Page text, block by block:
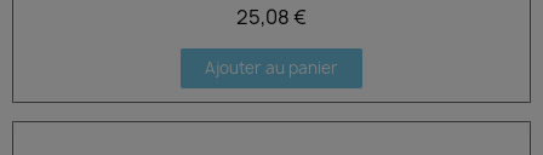
25,08 €
Ajouter au panier